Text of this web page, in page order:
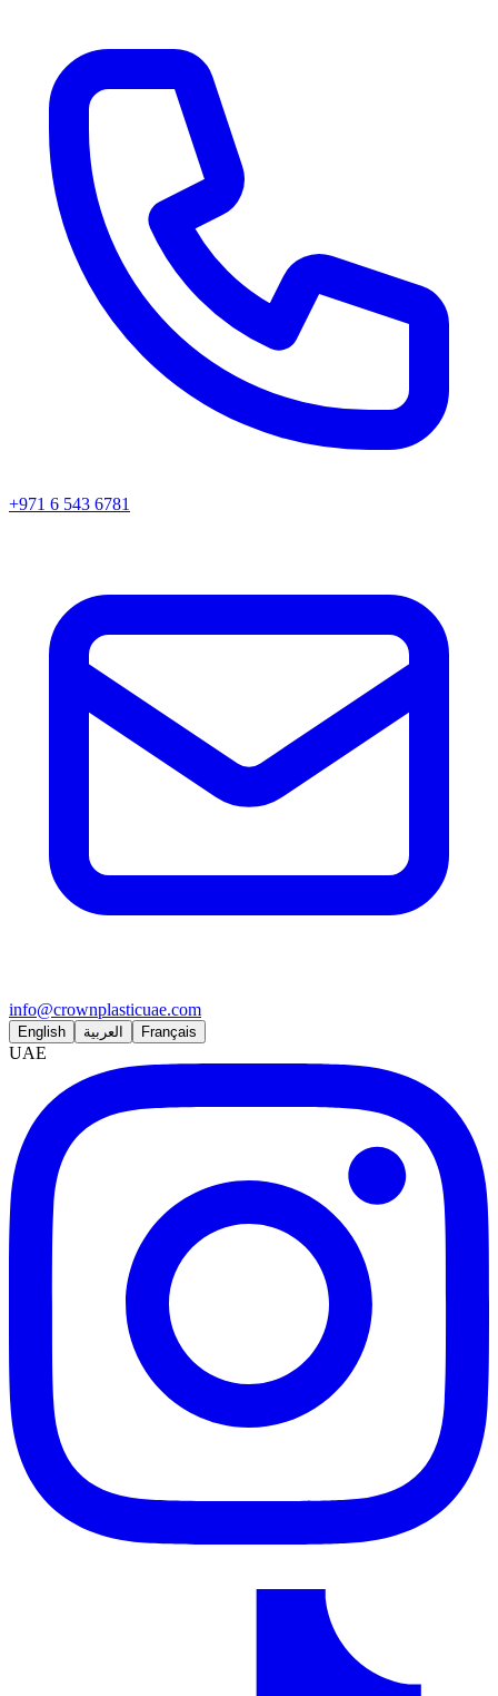
+971 6 543 6781
info@crownplasticuae.com
English العربية Français
UAE